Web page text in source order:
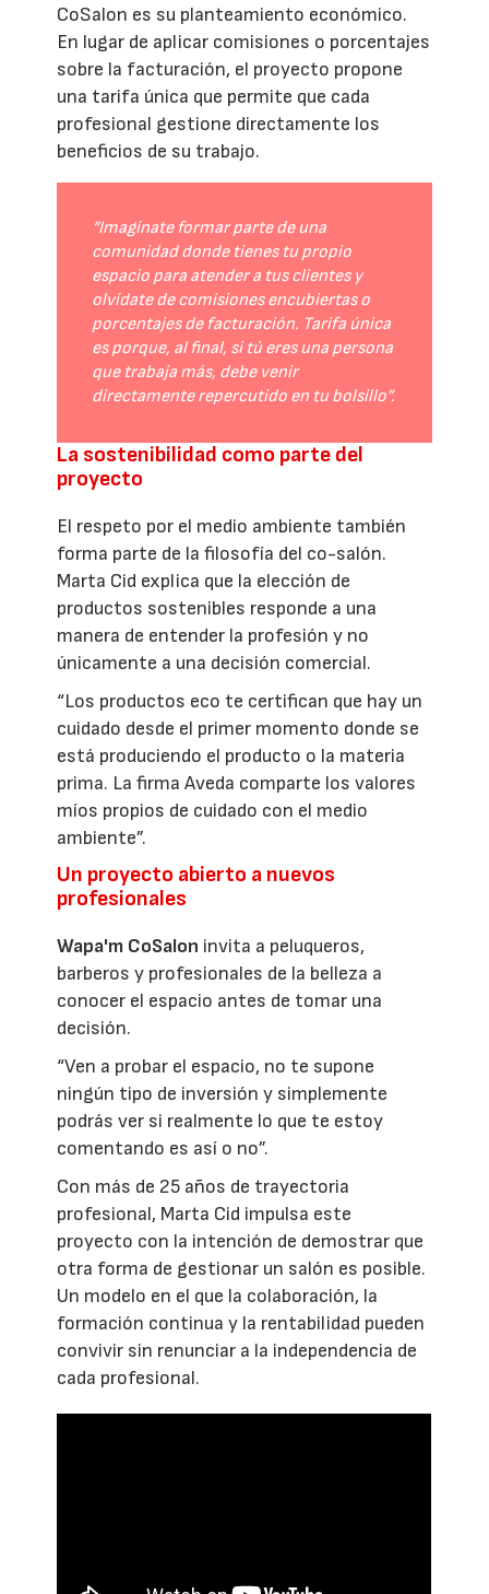
CoSalon es su planteamiento económico.
En lugar de aplicar comisiones o porcentajes
sobre la facturación, el proyecto propone
una tarifa única que permite que cada
profesional gestione directamente los
beneficios de su trabajo.
“Imagínate formar parte de una
comunidad donde tienes tu propio
espacio para atender a tus clientes y
olvídate de comisiones encubiertas o
porcentajes de facturación. Tarifa única
es porque, al final, si tú eres una persona
que trabaja más, debe venir
directamente repercutido en tu bolsillo”.
La sostenibilidad como parte del
proyecto
El respeto por el medio ambiente también
forma parte de la filosofía del co-salón.
Marta Cid explica que la elección de
productos sostenibles responde a una
manera de entender la profesión y no
únicamente a una decisión comercial.
“Los productos eco te certifican que hay un
cuidado desde el primer momento donde se
está produciendo el producto o la materia
prima. La firma Aveda comparte los valores
míos propios de cuidado con el medio
ambiente”.
Un proyecto abierto a nuevos
profesionales
Wapa'm CoSalon invita a peluqueros,
barberos y profesionales de la belleza a
conocer el espacio antes de tomar una
decisión.
“Ven a probar el espacio, no te supone
ningún tipo de inversión y simplemente
podrás ver si realmente lo que te estoy
comentando es así o no”.
Con más de 25 años de trayectoria
profesional, Marta Cid impulsa este
proyecto con la intención de demostrar que
otra forma de gestionar un salón es posible.
Un modelo en el que la colaboración, la
formación continua y la rentabilidad pueden
convivir sin renunciar a la independencia de
cada profesional.